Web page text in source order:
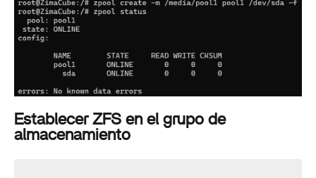
Establecer ZFS en el grupo de
almacenamiento